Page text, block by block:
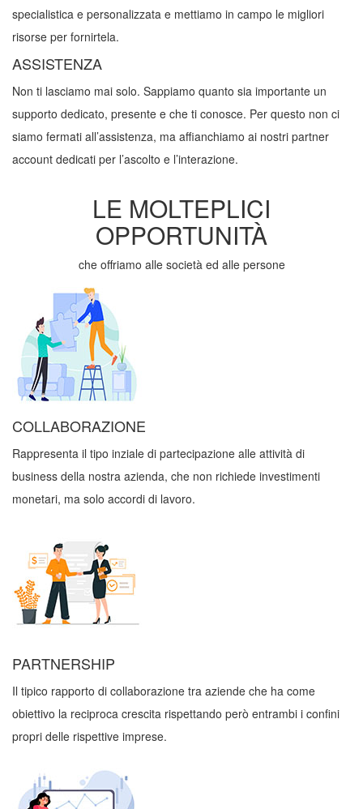
specialistica e personalizzata e mettiamo in campo le migliori
risorse per fornirtela.
ASSISTENZA
Non ti lasciamo mai solo. Sappiamo quanto sia importante un
supporto dedicato, presente e che ti conosce. Per questo non ci
siamo fermati all’assistenza, ma affianchiamo ai nostri partner
account dedicati per l’ascolto e l’interazione.
LE MOLTEPLICI
OPPORTUNITÀ
che offriamo alle società ed alle persone
COLLABORAZIONE
Rappresenta il tipo inziale di partecipazione alle attività di
business della nostra azienda, che non richiede investimenti
monetari, ma solo accordi di lavoro.
PARTNERSHIP
Il tipico rapporto di collaborazione tra aziende che ha come
obiettivo la reciproca crescita rispettando però entrambi i confini
propri delle rispettive imprese.